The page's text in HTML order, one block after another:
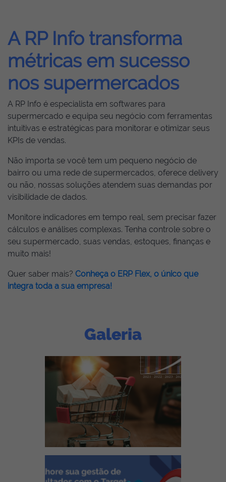
A RP Info transforma
métricas em sucesso
nos supermercados
A RP Info é especialista em softwares para
supermercado e equipa seu negócio com ferramentas
intuitivas e estratégicas para monitorar e otimizar seus
KPIs de vendas.
Não importa se você tem um pequeno negócio de
bairro ou uma rede de supermercados, oferece delivery
ou não, nossas soluções atendem suas demandas por
visibilidade de dados.
Monitore indicadores em tempo real, sem precisar fazer
cálculos e análises complexas. Tenha controle sobre o
seu supermercado, suas vendas, estoques, finanças e
muito mais!
Quer saber mais? Conheça o ERP Flex, o único que
integra toda a sua empresa!
Galeria